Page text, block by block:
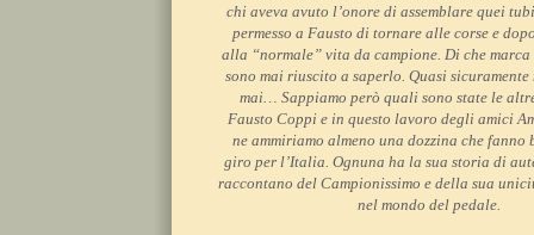
chi aveva avuto l’onore di assemblare quei
permesso a Fausto di tornare alle corse e
alla “normale” vita da campione. Di che
sono mai riuscito a saperlo. Quasi sicuramente
mai… Sappiamo però quali sono state le
Fausto Coppi e in questo lavoro degli amici
ne ammiriamo almeno una dozzina che fanno
giro per l’Italia. Ognuna ha la sua storia di
raccontano del Campionissimo e della sua
nel mondo del pedale.